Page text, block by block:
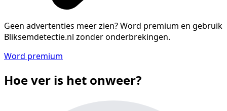
Geen advertenties meer zien?Word premium en gebruik
Bliksemdetectie.nl zonder onderbrekingen.
Word premium
Hoe ver is het onweer?